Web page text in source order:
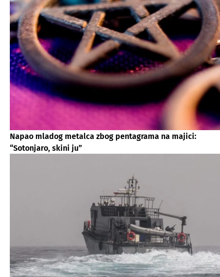
Napao mladog metalca zbog pentagrama na majici:
“Sotonjaro, skini ju”